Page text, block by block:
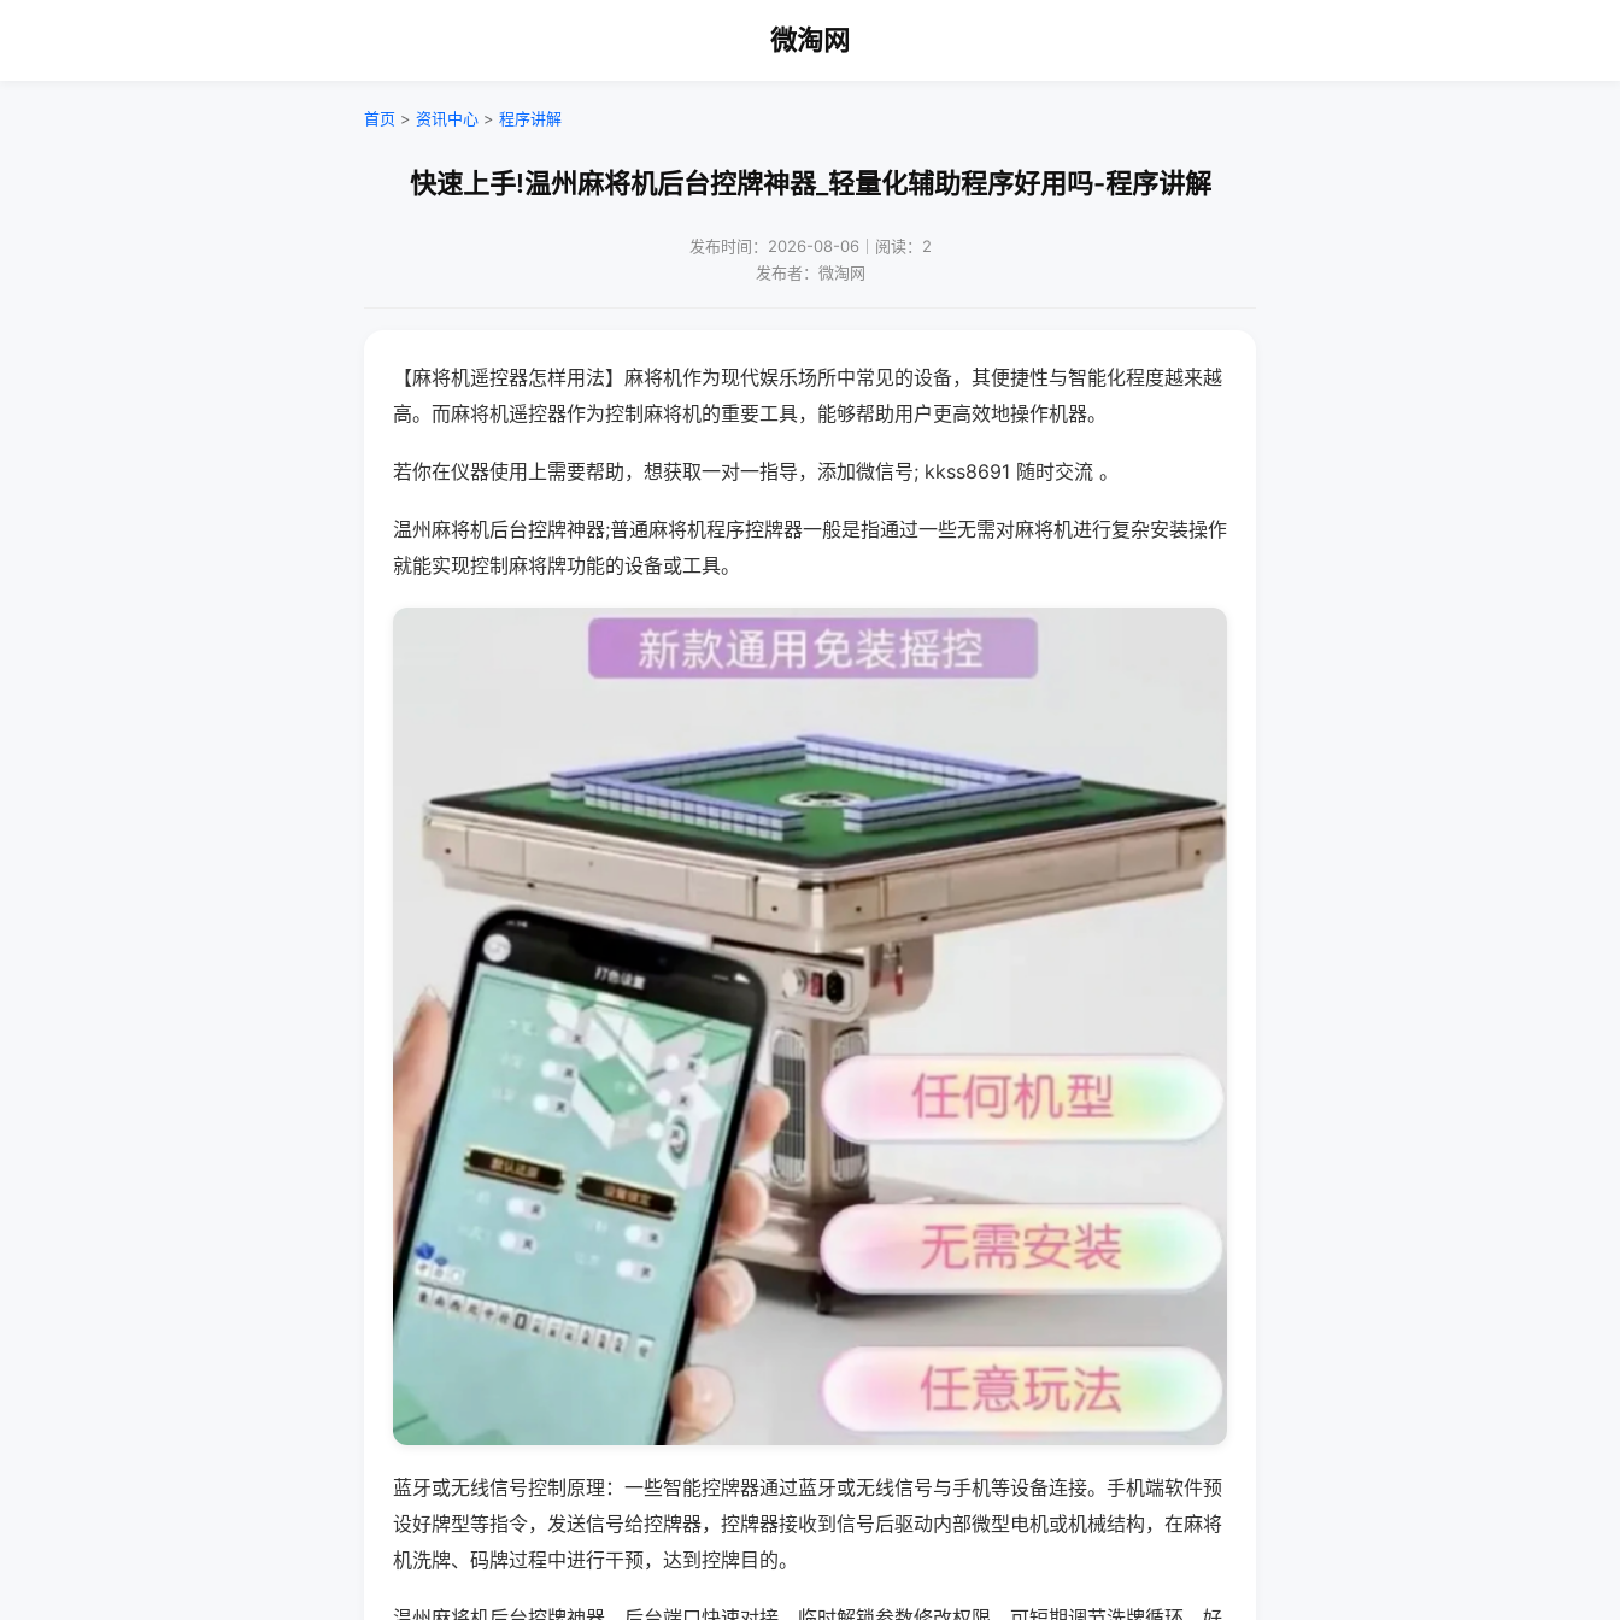
微淘网
首页 > 资讯中心 > 程序讲解
快速上手!温州麻将机后台控牌神器_轻量化辅助程序好用吗-程序讲解
发布时间：2026-08-06｜阅读：2
发布者：微淘网
【麻将机遥控器怎样用法】麻将机作为现代娱乐场所中常见的设备，其便捷性与智能化程度越来越
高。而麻将机遥控器作为控制麻将机的重要工具，能够帮助用户更高效地操作机器。
若你在仪器使用上需要帮助，想获取一对一指导，添加微信号; kkss8691 随时交流 。
温州麻将机后台控牌神器;普通麻将机程序控牌器一般是指通过一些无需对麻将机进行复杂安装操作
就能实现控制麻将牌功能的设备或工具。
蓝牙或无线信号控制原理：一些智能控牌器通过蓝牙或无线信号与手机等设备连接。手机端软件预
设好牌型等指令，发送信号给控牌器，控牌器接收到信号后驱动内部微型电机或机械结构，在麻将
机洗牌、码牌过程中进行干预，达到控牌目的。